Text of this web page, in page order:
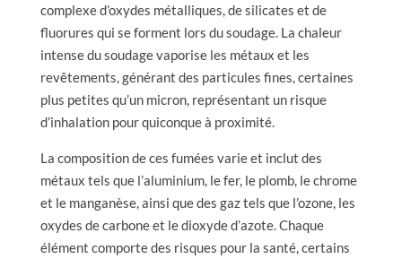
complexe d’oxydes métalliques, de silicates et de
fluorures qui se forment lors du soudage. La chaleur
intense du soudage vaporise les métaux et les
revêtements, générant des particules fines, certaines
plus petites qu’un micron, représentant un risque
d’inhalation pour quiconque à proximité.
La composition de ces fumées varie et inclut des
métaux tels que l’aluminium, le fer, le plomb, le chrome
et le manganèse, ainsi que des gaz tels que l’ozone, les
oxydes de carbone et le dioxyde d’azote. Chaque
élément comporte des risques pour la santé, certains